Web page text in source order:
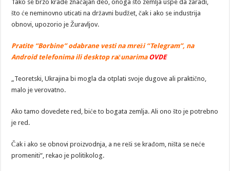
Tako se brzo krade značajan deo, onoga što zemlja uspe da zaradi,
što će neminovno uticati na državni budžet, čak i ako se industrija
obnovi, upozorio je Žuravljov.
Pratite “Borbine” odabrane vesti na mreži “Telegram”, na
Android telefonima ili desktop računarima OVDE
„Teoretski, Ukrajina bi mogla da otplati svoje dugove ali praktično,
malo je verovatno.
Ako tamo dovedete red, biće to bogata zemlja. Ali ono što je potrebno
je red.
Čak i ako se obnovi proizvodnja, a ne reši se krađom, ništa se neće
promeniti“, rekao je politikolog.